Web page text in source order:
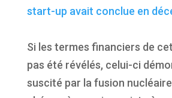
start-up avait conclue en
Si les termes financiers de
pas été révélés, celui-ci
suscité par la fusion